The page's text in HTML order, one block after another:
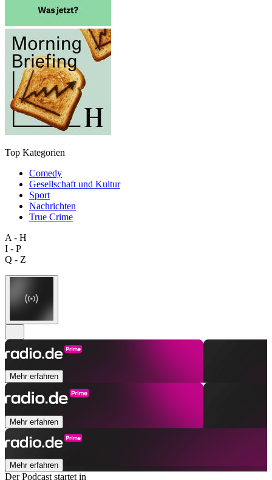
Top Kategorien
Comedy
Gesellschaft und Kultur
Sport
Nachrichten
True Crime
A - H
I - P
Q - Z
Mehr erfahren
Mehr erfahren
Mehr erfahren
Der Podcast startet in